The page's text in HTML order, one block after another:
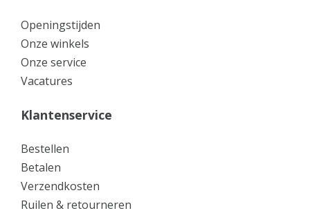
Openingstijden
Onze winkels
Onze service
Vacatures
Klantenservice
Bestellen
Betalen
Verzendkosten
Ruilen & retourneren